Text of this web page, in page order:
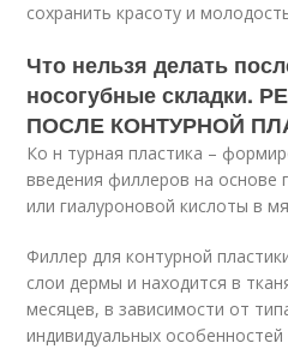
сохранить красоту и
Что нельзя делать
носогубные складки.
ПОСЛЕ КОНТУРНОЙ
Ко н турная пластика –
введения филлеров на основе
или гиалуроновой кислоты в
Филлер для контурной
слои дермы и находится в
месяцев, в зависимости от
индивидуальных